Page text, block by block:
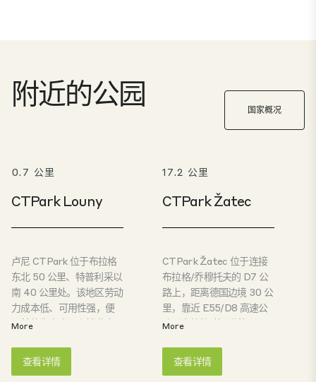
附近的公园 国家概况
0.7 公里
CTPark Louny
卢尼 CTPark 位于布拉格
东北 50 公里、特普利采以
南 40 公里处。该地区劳动
力成本低、可用性强，便
于前往生产中心和消费市
心位置使该园区成为物流
和高科技生产的理想之
More
查看详情
17.2 公里
CTPark Žatec
CTPark Žatec 位于连接
布拉格/乔穆托夫的 D7 公
路上，距离德国边境 30 公
里，靠近 E55/D8 高速公
路（布拉格/德累斯顿），
区位于三个区之间，距园
区 30 公里半径范围内约有
More
查看详情